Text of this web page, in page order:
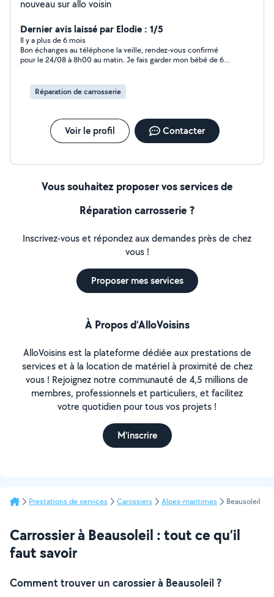
nouveau sur allo voisin
Dernier avis laissé par Elodie : 1/5
Il y a plus de 6 mois
Bon échanges au téléphone la veille, rendez-vous confirmé
pour le 24/08 à 8h00 au matin. Je fais garder mon bébé de 6
avait du retard sur la route. Personne ne réponds. Retour de sa
part à 10h06. Avec une excuse, ok mais c'est un manque de
suis extrêmement déçu.
Réparation de carrosserie
Voir le profil Contacter
Vous souhaitez proposer vos services de
Réparation carrosserie ?
Inscrivez-vous et répondez aux demandes près de chez
vous !
Proposer mes services
À Propos d’AlloVoisins
AlloVoisins est la plateforme dédiée aux prestations de
services et à la location de matériel à proximité de chez
vous ! Rejoignez notre communauté de 4,5 millions de
membres, professionnels et particuliers, et facilitez
votre quotidien pour tous vos projets !
M'inscrire
Prestations de services Carossiers Alpes-maritimes Beausoleil
Carrossier à Beausoleil : tout ce qu’il
faut savoir
Comment trouver un carossier à Beausoleil ?